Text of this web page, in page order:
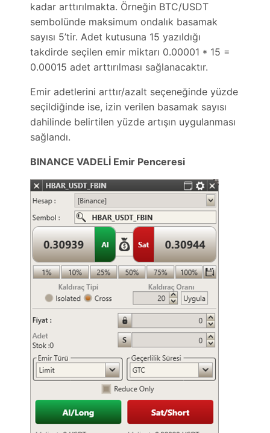
kadar arttırılmakta. Örneğin BTC/USDT
sembolünde maksimum ondalık basamak
sayısı 5’tir. Adet kutusuna 15 yazıldığı
takdirde seçilen emir miktarı 0.00001 * 15 =
0.00015 adet arttırılması sağlanacaktır.
Emir adetlerini arttır/azalt seçeneğinde yüzde
seçildiğinde ise, izin verilen basamak sayısı
dahilinde belirtilen yüzde artışın uygulanması
sağlandı.
BINANCE VADELİ Emir Penceresi